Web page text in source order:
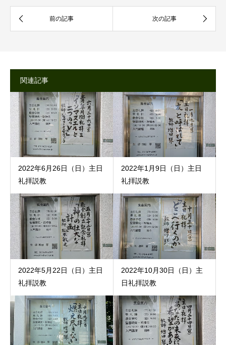
関連記事
2022年6月26日（日）主日
礼拝説教
2022年1月9日（日）主日
礼拝説教
2022年5月22日（日）主日
礼拝説教
2022年10月30日（日）主
日礼拝説教